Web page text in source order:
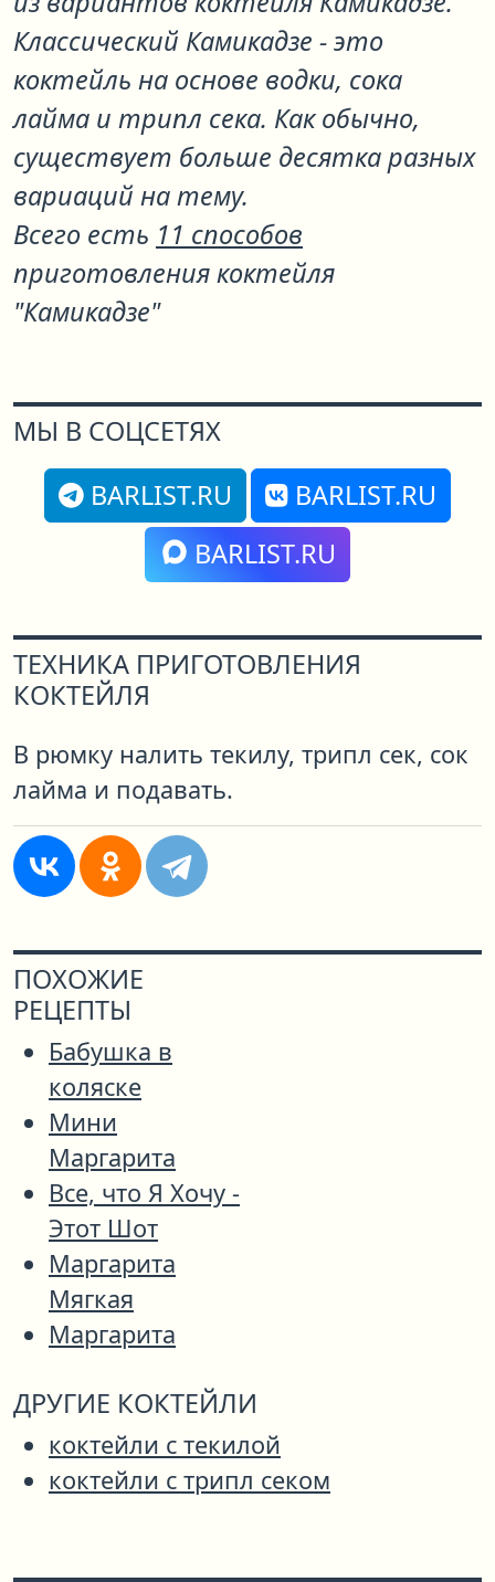
Классический Камикадзе - это
коктейль на основе водки, сока
лайма и трипл сека. Как обычно,
существует больше десятка разных
вариаций на тему.
Всего есть 11 способов
приготовления коктейля
"Камикадзе"
МЫ В СОЦСЕТЯХ
BARLIST.RU
BARLIST.RU
BARLIST.RU
ТЕХНИКА ПРИГОТОВЛЕНИЯ
КОКТЕЙЛЯ
В рюмку налить текилу, трипл сек, сок
лайма и подавать.
ПОХОЖИЕ
РЕЦЕПТЫ
Бабушка в
коляске
Мини
Маргарита
Все, что Я Хочу -
Этот Шот
Маргарита
Мягкая
Маргарита
ДРУГИЕ КОКТЕЙЛИ
коктейли с текилой
коктейли с трипл секом